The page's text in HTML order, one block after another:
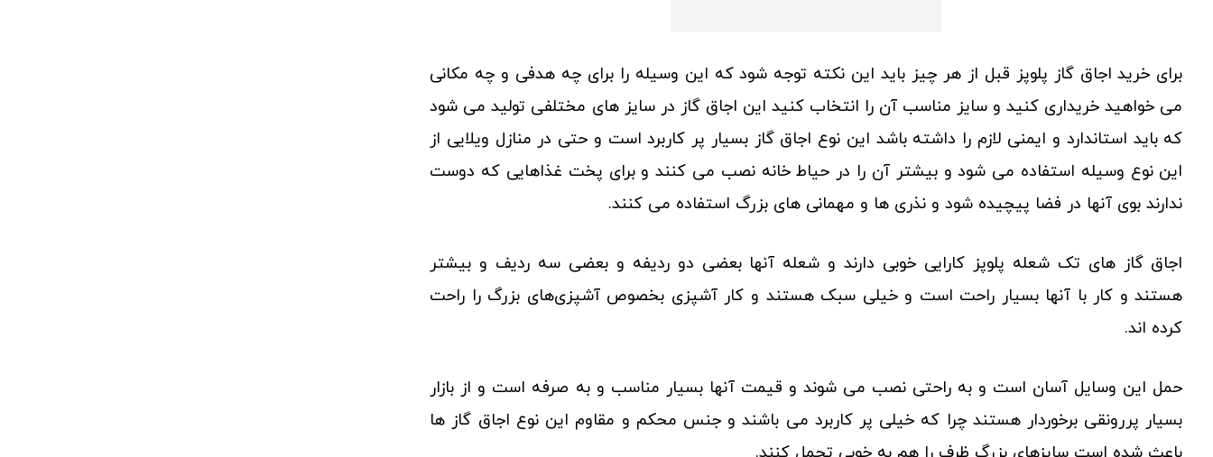
برای خرید اجاق گاز پلوپز قبل از هر چیز باید این نکته توجه شود که این وسیله را برای چه هدفی و چه مکانی
می خواهید خریداری کنید و سایز مناسب آن را انتخاب کنید این اجاق گاز در سایز های مختلفی تولید می شود
که باید استاندارد و ایمنی لازم را داشته باشد این نوع اجاق گاز بسیار پر کاربرد است و حتی در منازل ویلایی از
این نوع وسیله استفاده می شود و بیشتر آن را در حیاط خانه نصب می کنند و برای پخت غذاهایی که دوست
ندارند بوی آنها در فضا پیچیده شود و نذری ها و مهمانی های بزرگ استفاده می کنند.
اجاق گاز های تک شعله پلوپز کارایی خوبی دارند و شعله آنها بعضی دو ردیفه و بعضی سه ردیف و بیشتر
هستند و کار با آنها بسیار راحت است و خیلی سبک هستند و کار آشپزی بخصوص آشپزی‌های بزرگ را راحت
کرده اند.
حمل این وسایل آسان است و به راحتی نصب می شوند و قیمت آنها بسیار مناسب و به صرفه است و از بازار
بسیار پررونقی برخوردار هستند چرا که خیلی پر کاربرد می باشند و جنس محکم و مقاوم این نوع اجاق گاز ها